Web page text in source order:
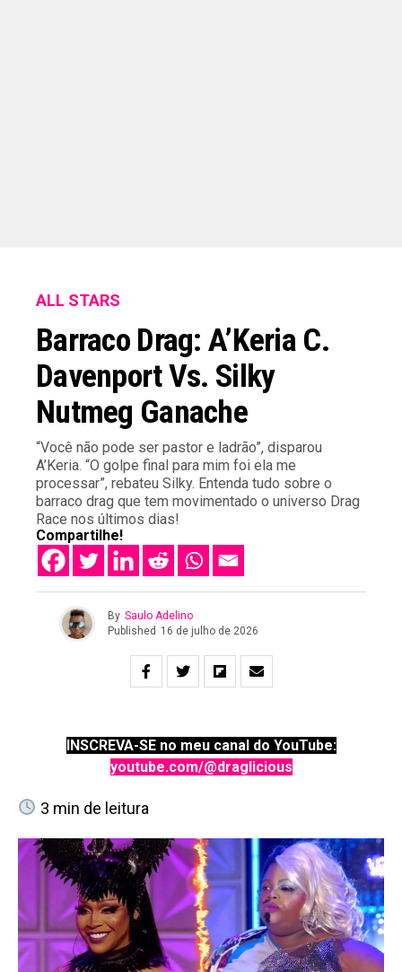
ALL STARS
Barraco Drag: A’Keria C.
Davenport Vs. Silky
Nutmeg Ganache
“Você não pode ser pastor e ladrão”, disparou
A’Keria. “O golpe final para mim foi ela me
processar”, rebateu Silky. Entenda tudo sobre o
barraco drag que tem movimentado o universo Drag
Race nos últimos dias!
Compartilhe!
By Saulo Adelino
Published 16 de julho de 2026
INSCREVA-SE no meu canal do YouTube:
youtube.com/@draglicious
3 min de leitura